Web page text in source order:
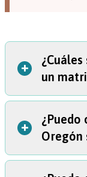
un
+
Puede obtener
situaciones:
Tenía menos de
¿Puedo
Oregón
+